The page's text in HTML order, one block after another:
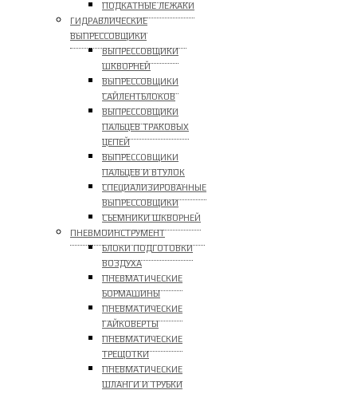
ПОДКАТНЫЕ ЛЕЖАКИ
ГИДРАВЛИЧЕСКИЕ
ВЫПРЕССОВЩИКИ
ВЫПРЕССОВЩИКИ
ШКВОРНЕЙ
ВЫПРЕССОВЩИКИ
САЙЛЕНТБЛОКОВ
ВЫПРЕССОВЩИКИ
ПАЛЬЦЕВ ТРАКОВЫХ
ЦЕПЕЙ
ВЫПРЕССОВЩИКИ
ПАЛЬЦЕВ И ВТУЛОК
СПЕЦИАЛИЗИРОВАННЫЕ
ВЫПРЕССОВЩИКИ
CЪЕМНИКИ ШКВОРНЕЙ
ПНЕВМОИНСТРУМЕНТ
БЛОКИ ПОДГОТОВКИ
ВОЗДУХА
ПНЕВМАТИЧЕСКИЕ
БОРМАШИНЫ
ПНЕВМАТИЧЕСКИЕ
ГАЙКОВЕРТЫ
ПНЕВМАТИЧЕСКИЕ
ТРЕЩОТКИ
ПНЕВМАТИЧЕСКИЕ
ШЛАНГИ И ТРУБКИ